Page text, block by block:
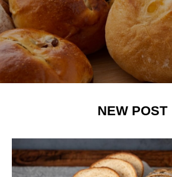
NEW POST